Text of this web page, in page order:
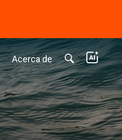
Acerca de